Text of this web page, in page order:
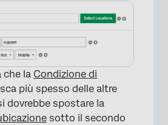
che la Condizione di
più spesso delle altre
dovrebbe spostare la
sotto il secondo